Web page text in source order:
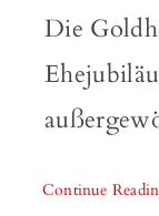
Die
Continue